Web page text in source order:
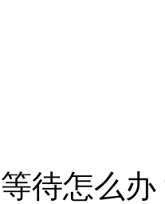
待怎么办